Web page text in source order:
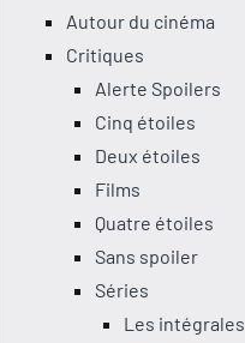
Autour du cinéma
Critiques
Alerte Spoilers
Cinq étoiles
Deux étoiles
Films
Quatre étoiles
Sans spoiler
Séries
Les intégrales